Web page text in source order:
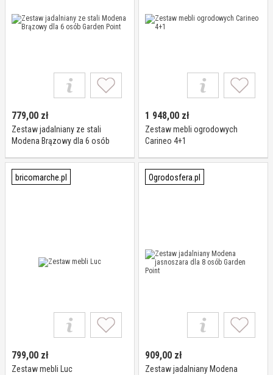
779,00 zł
Zestaw jadalniany ze stali
Modena Brązowy dla 6 osób
1 948,00 zł
Zestaw mebli ogrodowych
Carineo 4+1
bricomarche.pl
799,00 zł
Zestaw mebli Luc
Ogrodosfera.pl
909,00 zł
Zestaw jadalniany Modena